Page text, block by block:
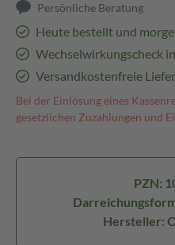
Persönliche Beratung
Heute bestellt und
Wechselwirkungscheck
Versandkostenfreie
Bei der Einlösung eines
gesetzlichen Zuzahlungen und
PZN:
Hersteller: